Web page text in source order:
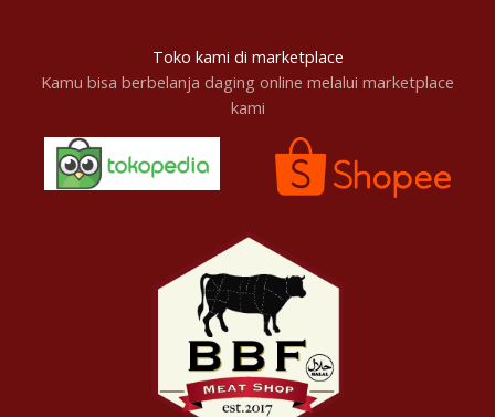
Toko kami di marketplace
Kamu bisa berbelanja daging online melalui marketplace
kami